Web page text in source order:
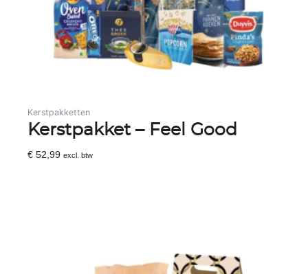
Kerstpakketten
Kerstpakket – Feel Good
€ 52,99 excl. btw